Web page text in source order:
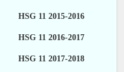
HSG 11 2015-2016
HSG 11 2016-2017
HSG 11 2017-2018